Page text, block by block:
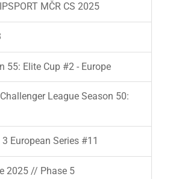
MČR CS 2025
55: Elite Cup #2 - Europe
Challenger League Season 50:
European Series #11
2025 // Phase 5